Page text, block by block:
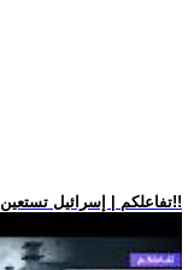
.. تفاعلكم | إسرائيل تستعين بالتماسيح ضد الأسرى الفلسطينيين!!